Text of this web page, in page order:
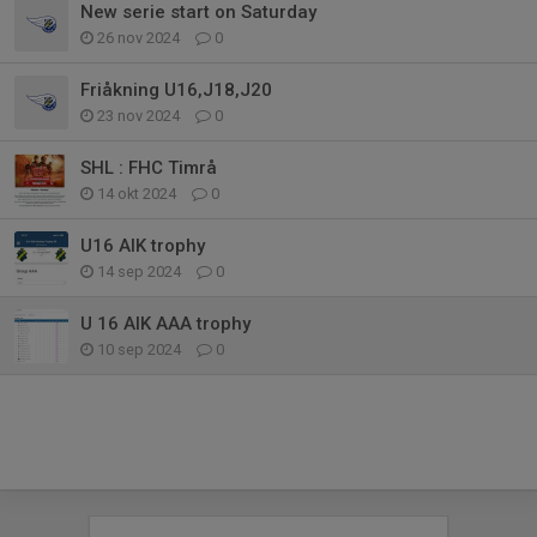
New serie start on Saturday
26 nov 2024 0
Friåkning U16,J18,J20
23 nov 2024 0
SHL : FHC Timrå
14 okt 2024 0
U16 AIK trophy
14 sep 2024 0
U 16 AIK AAA trophy
10 sep 2024 0